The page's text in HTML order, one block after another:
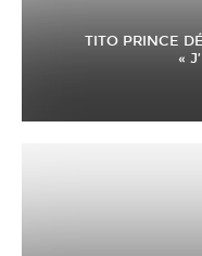
TITO PRINCE
«